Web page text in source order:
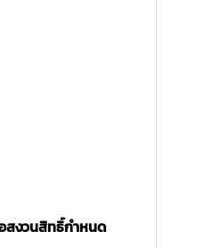
สงวนสิทธิ์กำหนด